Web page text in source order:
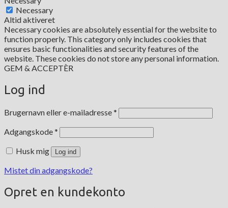
Necessary
Altid aktiveret
Necessary cookies are absolutely essential for the website to
function properly. This category only includes cookies that
ensures basic functionalities and security features of the
website. These cookies do not store any personal information.
GEM & ACCEPTÈR
Log ind
Brugernavn eller e-mailadresse* Påkrævet
Adgangskode* Påkrævet
Husk mig Log ind
Mistet din adgangskode?
Opret en kundekonto